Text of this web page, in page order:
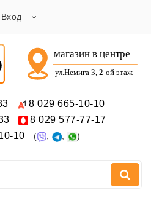
Вход
8 029 665-10-10
8 029 577-77-17
10 ( , , )